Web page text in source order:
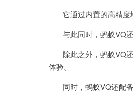
它通过内置的高精度
与此同时，蚂蚁VQ还
除此之外，蚂蚁VQ还
体验。
同时，蚂蚁VQ还配备